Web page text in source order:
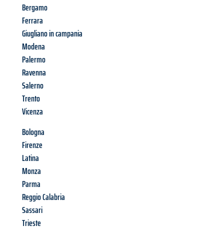
Bergamo
Ferrara
Giugliano in campania
Modena
Palermo
Ravenna
Salerno
Trento
Vicenza
Bologna
Firenze
Latina
Monza
Parma
Reggio Calabria
Sassari
Trieste